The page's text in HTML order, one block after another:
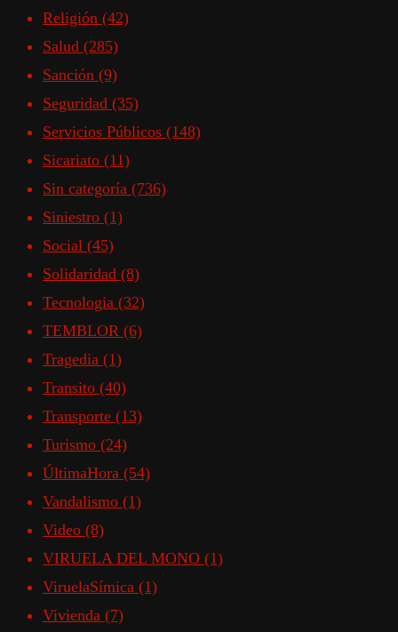
Religión (42)
Salud (285)
Sanción (9)
Seguridad (35)
Servicios Públicos (148)
Sicariato (11)
Sin categoría (736)
Siniestro (1)
Social (45)
Solidaridad (8)
Tecnologia (32)
TEMBLOR (6)
Tragedia (1)
Transito (40)
Transporte (13)
Turismo (24)
ÚltimaHora (54)
Vandalismo (1)
Video (8)
VIRUELA DEL MONO (1)
ViruelaSímica (1)
Vivienda (7)